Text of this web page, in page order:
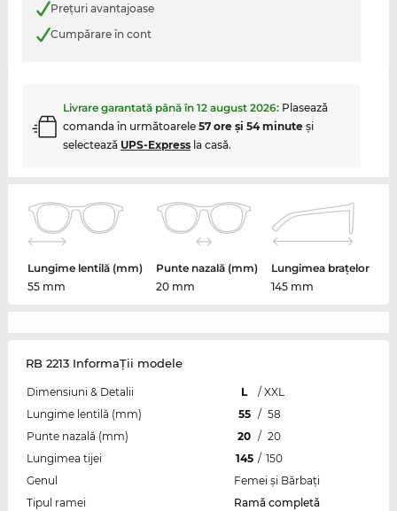
Preţuri avantajoase
Cumpărare în cont
Livrare garantată până în 12 august 2026: Plasează
comanda în următoarele 57 ore şi 54 minuteşi
selectează UPS-Expressla casă.
Lungime lentilă (mm)
55 mm
Punte nazală (mm)
20 mm
Lungimea brațelor
145 mm
RB 2213 InformaŢii modele
Dimensiuni & Detalii L / XXL
Lungime lentilă (mm)
55 / 58
Punte nazală (mm)
20 / 20
Lungimea tijei
145 / 150
Genul
Femei şi Bărbaţi
Tipul ramei
Ramă completă